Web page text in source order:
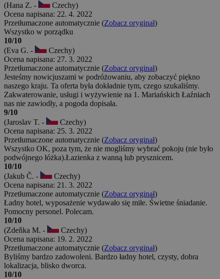
(Hana Z. -
Czechy)
Ocena napisana: 22. 4. 2022
Przetłumaczone automatycznie (Zobacz oryginał)
Wszystko w porządku
10/10
(Eva G. -
Czechy)
Ocena napisana: 27. 3. 2022
Przetłumaczone automatycznie (Zobacz oryginał)
Jesteśmy nowicjuszami w podróżowaniu, aby zobaczyć piękno
naszego kraju. Ta oferta była dokładnie tym, czego szukaliśmy.
Zakwaterowanie, usługi i wyżywienie na 1. Mariańskich Łaźniach
nas nie zawiodły, a pogoda dopisała.
9/10
(Jaroslav T. -
Czechy)
Ocena napisana: 25. 3. 2022
Przetłumaczone automatycznie (Zobacz oryginał)
Wszystko OK, poza tym, że nie mogliśmy wybrać pokoju (nie było
podwójnego łóżka).Łazienka z wanną lub prysznicem.
10/10
(Jakub Č. -
Czechy)
Ocena napisana: 21. 3. 2022
Przetłumaczone automatycznie (Zobacz oryginał)
Ładny hotel, wyposażenie wydawało się miłe. Świetne śniadanie.
Pomocny personel. Polecam.
10/10
(Zdeňka M. -
Czechy)
Ocena napisana: 19. 2. 2022
Przetłumaczone automatycznie (Zobacz oryginał)
Byliśmy bardzo zadowoleni. Bardzo ładny hotel, czysty, dobra
lokalizacja, blisko dworca.
10/10